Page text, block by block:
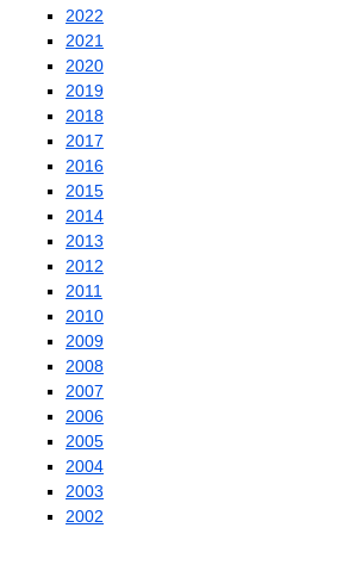
2022
2021
2020
2019
2018
2017
2016
2015
2014
2013
2012
2011
2010
2009
2008
2007
2006
2005
2004
2003
2002